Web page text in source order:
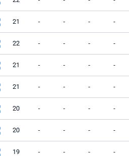
21 - - - -
22 - - - -
21 - - - -
21 - - - -
20 - - - -
20 - - - -
19 - - - -